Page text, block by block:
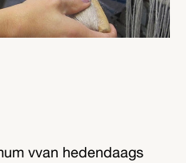
vvan hedendaags